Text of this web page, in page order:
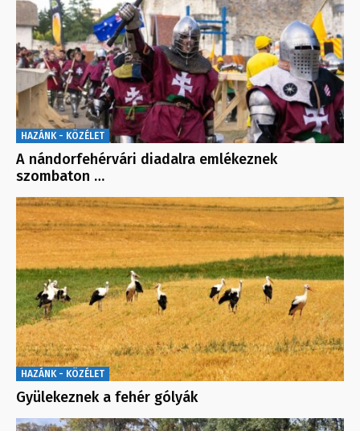
HAZÁNK - KÖZÉLET
A nándorfehérvári diadalra emlékeznek
szombaton …
HAZÁNK - KÖZÉLET
Gyülekeznek a fehér gólyák